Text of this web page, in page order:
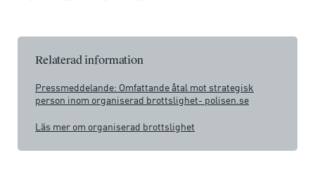
Relaterad information
Pressmeddelande: Omfattande åtal mot strategisk
person inom organiserad brottslighet- polisen.se
Läs mer om organiserad brottslighet